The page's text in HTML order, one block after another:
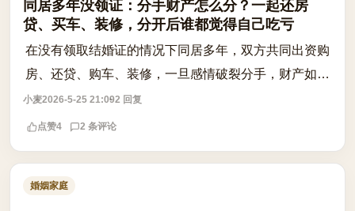
同居多年没领证：分手财产怎么分？一起还房
贷、买车、装修，分开后谁都觉得自己吃亏
在没有领取结婚证的情况下同居多年，双方共同出资购
房、还贷、购车、装修，一旦感情破裂分手，财产如何
分割？这是许多同居情侣面临的现实难题。根据现行法
律，未登记结婚的男女不属于夫妻关系，...
小麦2026-5-25 21:092 回复
点赞4 2 条评论
婚姻家庭